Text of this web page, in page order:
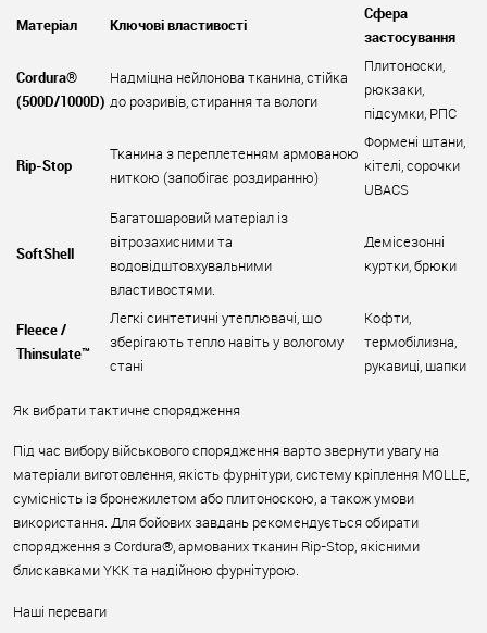
Матеріал Ключові властивості
Сфера
застосування
Cordura®
(500D/1000D)
Надміцна нейлонова тканина, стійка
до розривів, стирання та вологи
Плитоноски,
рюкзаки,
підсумки, РПС
Rip-Stop
Тканина з переплетенням армованою
ниткою (запобігає роздиранню)
Формені штани,
кітелі, сорочки
UBACS
SoftShell
Багатошаровий матеріал із
вітрозахисними та
водовідштовхувальними
властивостями.
Демісезонні
куртки, брюки
Fleece /
Thinsulate™
Легкі синтетичні утеплювачі, що
зберігають тепло навіть у вологому
стані
Кофти,
термобілизна,
рукавиці, шапки
Як вибрати тактичне спорядження
Під час вибору військового спорядження варто звернути увагу на
матеріали виготовлення, якість фурнітури, систему кріплення MOLLE,
сумісність із бронежилетом або плитоноскою, а також умови
використання. Для бойових завдань рекомендується обирати
спорядження з Cordura®, армованих тканин Rip-Stop, якісними
блискавками YKK та надійною фурнітурою.
Наші переваги